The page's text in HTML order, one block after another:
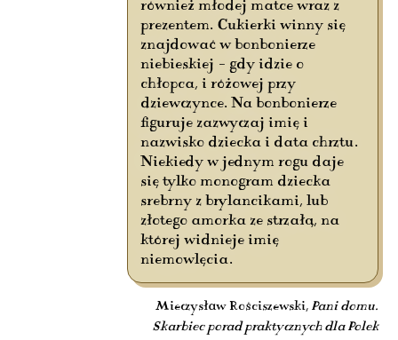
również młodej matce wraz z
prezentem. Cukierki winny się
znajdować w bonbonierze
niebieskiej – gdy idzie o
chłopca, i różowej przy
dziewczynce. Na bonbonierze
figuruje zazwyczaj imię i
nazwisko dziecka i data chrztu.
Niekiedy w jednym rogu daje
się tylko monogram dziecka
srebrny z brylancikami, lub
złotego amorka ze strzałą, na
której widnieje imię
niemowlęcia.
Mieczysław Rościszewski, Pani domu.
Skarbiec porad praktycznych dla Polek